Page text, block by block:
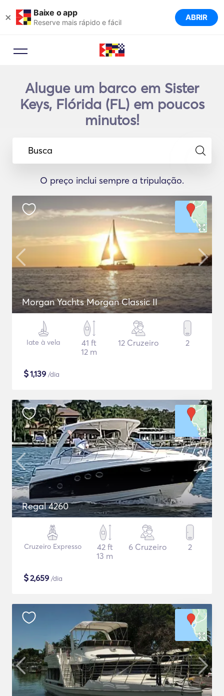
× Baixe o app
Reserve mais rápido e fácil ABRIR
Alugue um barco em Sister
Keys, Flórida (FL) em poucos
minutos!
Busca
O preço inclui sempre a tripulação.
Morgan Yachts Morgan Classic II
Iate à vela
41 ft
12 m
12 Cruzeiro 2
$1,139 /dia
Regal 4260
Cruzeiro Expresso
42 ft
13 m
6 Cruzeiro 2
$2,659 /dia